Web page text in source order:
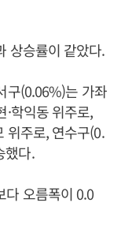
상승률이 같았다.
구(0.06%)는 가좌
학익동 위주로,
위주로, 연수구(0.
했다.
다 오름폭이 0.0